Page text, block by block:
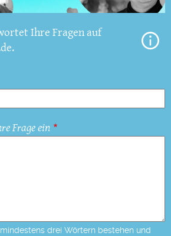
Ihre Fragen auf
Frage ein
drei Wörtern bestehen und